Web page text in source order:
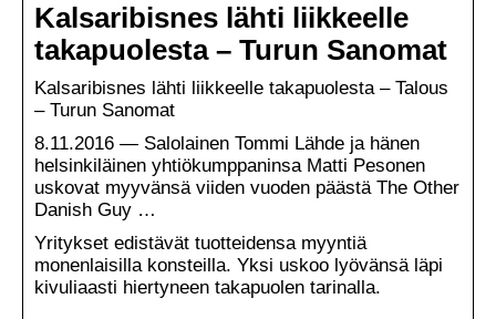
Kalsaribisnes lähti liikkeelle
takapuolesta – Turun Sanomat
Kalsaribisnes lähti liikkeelle takapuolesta – Talous
– Turun Sanomat
8.11.2016 — Salolainen Tommi Lähde ja hänen
helsinkiläinen yhtiökumppaninsa Matti Pesonen
uskovat myyvänsä viiden vuoden päästä The Other
Danish Guy …
Yritykset edistävät tuotteidensa myyntiä
monenlaisilla konsteilla. Yksi uskoo lyövänsä läpi
kivuliaasti hiertyneen takapuolen tarinalla.